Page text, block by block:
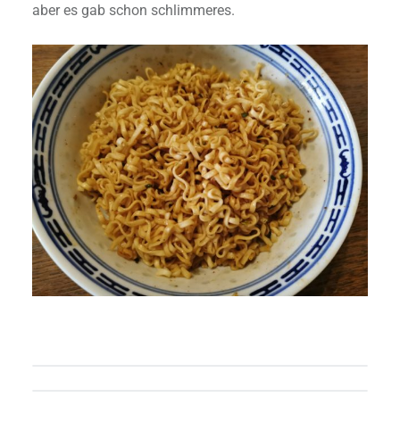
aber es gab schon schlimmeres.